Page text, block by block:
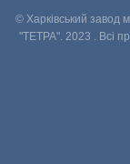
© Харківський завод
"ТЕТРА". 2023 . Всі